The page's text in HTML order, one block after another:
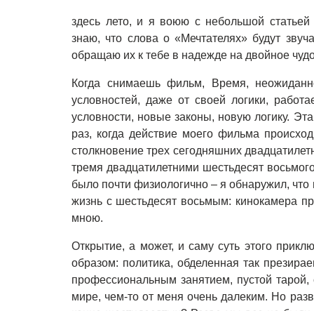
здесь лето, и я воюю с небольшой
знаю, что слова о «Мечтателях» будут
обращаю их к тебе в надежде на двойное
Когда снимаешь фильм, Время,
условностей, даже от своей логики,
условности, новые законы, новую логику.
раз, когда действие моего фильма
столкновение трех сегодняшних
тремя двадцатилетними шестьдесят
было почти физиологично – я обнаружил,
жизнь с шестьдесят восьмым: кинокамера
мною.
Открытие, а может, и саму суть этого
образом: политика, обделенная так
профессиональным занятием, пустой
мире, чем-то от меня очень далеким. Но